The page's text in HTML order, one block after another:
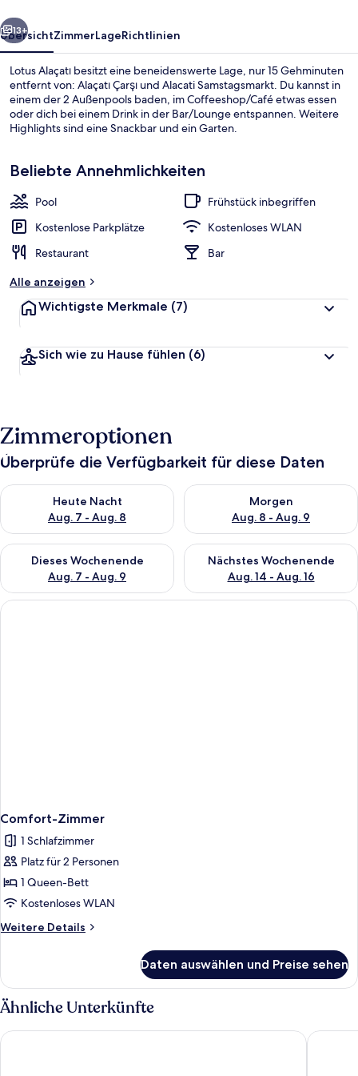
Außenbereich
Weiter
13+
ÜbersichtZimmerLageRichtlinien
Lotus Alaçatı besitzt eine beneidenswerte Lage, nur 15 Gehminuten
entfernt von: Alaçatı Çarşı und Alacati Samstagsmarkt. Du kannst in
einem der 2 Außenpools baden, im Coffeeshop/Café etwas essen
oder dich bei einem Drink in der Bar/Lounge entspannen. Weitere
Highlights sind eine Snackbar und ein Garten.
Beliebte Annehmlichkeiten
Pool
Frühstück inbegriffen
Kostenlose Parkplätze
Kostenloses WLAN
Restaurant
Bar
Alle anzeigen
Wichtigste Merkmale (7)
Sich wie zu Hause fühlen (6)
Zimmeroptionen
Überprüfe die Verfügbarkeit für diese Daten
Heute Nacht
Aug. 7 - Aug. 8
Überprüfe die Verfügbarkeit für heute Nacht, Aug. 7 - Aug. 8.
Morgen
Aug. 8 - Aug. 9
Überprüfe die Verfügbarkeit
Dieses Wochenende
Aug. 7 - Aug. 9
Überprüfe die Verfügbarkeit für dieses Wochenende, Aug. 7
Nächstes Wochenende
Aug. 14 - Aug. 16
Überprüfe die Verfügbarkeit
Comfort-Zimmer
1 Schlafzimmer
Platz für 2 Personen
1 Queen-Bett
Kostenloses WLAN
Weitere Details
Weitere
Zimmer
Daten auswählen und Preise sehen
Ähnliche Unterkünfte
Primus Alacati Adult Only